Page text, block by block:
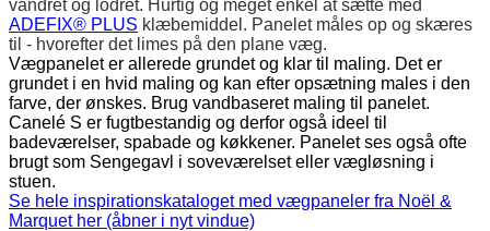
vandret og lodret. Hurtig og meget enkel at sætte med
ADEFIX® PLUS klæbemiddel. Panelet måles op og skæres
til - hvorefter det limes på den plane væg.
Vægpanelet er allerede grundet og klar til maling. Det er
grundet i en hvid maling og kan efter opsætning males i den
farve, der ønskes. Brug vandbaseret maling til panelet.
Canelé S er fugtbestandig og derfor også ideel til
badeværelser, spabade og køkkener. Panelet ses også ofte
brugt som Sengegavl i soveværelset eller vægløsning i
stuen.
Se hele inspirationskataloget med vægpaneler fra Noël &
Marquet her (åbner i nyt vindue)